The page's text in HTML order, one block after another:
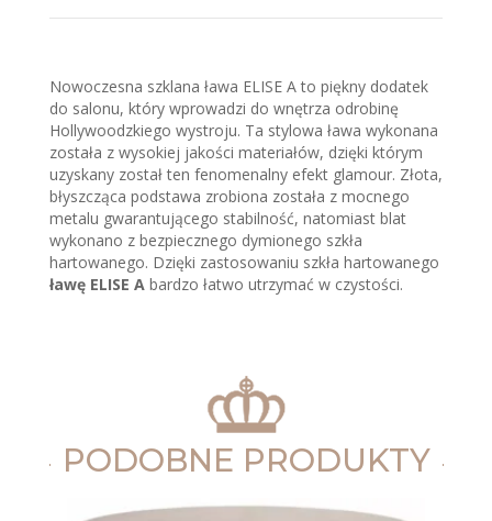
Nowoczesna szklana ława ELISE A to piękny dodatek
do salonu, który wprowadzi do wnętrza odrobinę
Hollywoodzkiego wystroju. Ta stylowa ława wykonana
została z wysokiej jakości materiałów, dzięki którym
uzyskany został ten fenomenalny efekt glamour. Złota,
błyszcząca podstawa zrobiona została z mocnego
metalu gwarantującego stabilność, natomiast blat
wykonano z bezpiecznego dymionego szkła
hartowanego. Dzięki zastosowaniu szkła hartowanego
ławę ELISE A bardzo łatwo utrzymać w czystości.
PODOBNE PRODUKTY